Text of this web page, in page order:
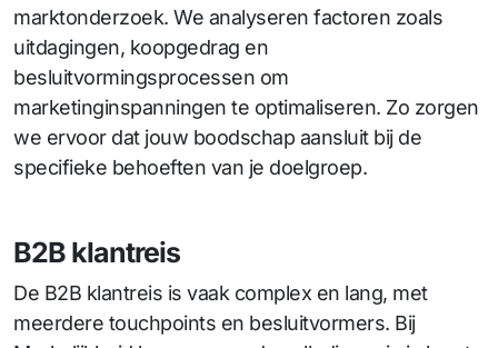
marktonderzoek. We analyseren factoren zoals
uitdagingen, koopgedrag en
besluitvormingsprocessen om
marketinginspanningen te optimaliseren. Zo zorgen
we ervoor dat jouw boodschap aansluit bij de
specifieke behoeften van je doelgroep.
B2B klantreis
De B2B klantreis is vaak complex en lang, met
meerdere touchpoints en besluitvormers. Bij